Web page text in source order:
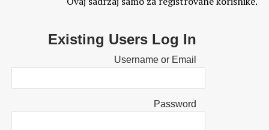
Existing Users Log In
Username or Email
Password